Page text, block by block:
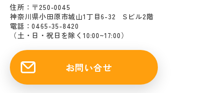
住所：〒250-0045
神奈川県小田原市城山1丁目6-32 Sビル2階
電話：0465-35-8420
（土・日・祝日を除く10:00~17:00）
お問い合せ